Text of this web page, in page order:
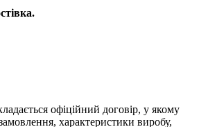
офіційний договір, у якому
характеристики виробу,